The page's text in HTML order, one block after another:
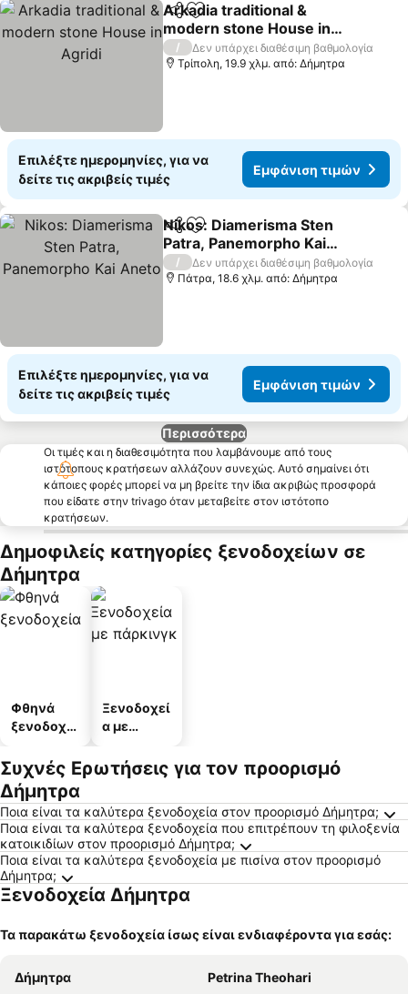
Κοινοποίηση
Προσθήκη στα αγαπημένα
Arkadia traditional &
modern stone House in
Agridi
Εμφάνιση τιμών
/
Δεν υπάρχει διαθέσιμη βαθμολογία
Τρίπολη, 19.9 χλμ. από: Δήμητρα
Επιλέξτε ημερομηνίες, για να
δείτε τις ακριβείς τιμές
Εμφάνιση τιμών
Κοινοποίηση
Προσθήκη στα αγαπημένα
Nikos: Diamerisma Sten
Patra, Panemorpho Kai
Aneto
Εμφάνιση τιμών
/
Δεν υπάρχει διαθέσιμη βαθμολογία
Πάτρα, 18.6 χλμ. από: Δήμητρα
Επιλέξτε ημερομηνίες, για να
δείτε τις ακριβείς τιμές
Εμφάνιση τιμών
Περισσότερα
Οι τιμές και η διαθεσιμότητα που λαμβάνουμε από τους
ιστότοπους κρατήσεων αλλάζουν συνεχώς. Αυτό σημαίνει ότι
κάποιες φορές μπορεί να μη βρείτε την ίδια ακριβώς προσφορά
που είδατε στην trivago όταν μεταβείτε στον ιστότοπο
κρατήσεων.
Δημοφιλείς κατηγορίες ξενοδοχείων σε
Δήμητρα
Φθηνά
ξενοδοχεί
Ξενοδοχεί
α με
Συχνές Ερωτήσεις για τον προορισμό
Δήμητρα
Ποια είναι τα καλύτερα ξενοδοχεία στον προορισμό Δήμητρα;
Ποια είναι τα καλύτερα ξενοδοχεία που επιτρέπουν τη φιλοξενία
κατοικιδίων στον προορισμό Δήμητρα;
Ποια είναι τα καλύτερα ξενοδοχεία με πισίνα στον προορισμό
Δήμητρα;
Ξενοδοχεία Δήμητρα
Τα παρακάτω ξενοδοχεία ίσως είναι ενδιαφέροντα για εσάς:
Δήμητρα
Petrina Theohari